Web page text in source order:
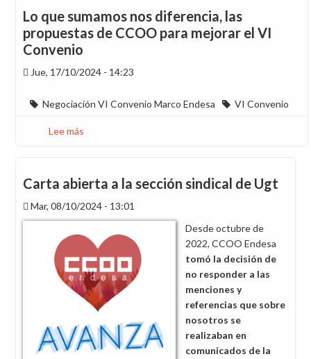
la
plantilla?
La
importancia
contexto
Lo que sumamos nos diferencia, las
propuestas de CCOO para mejorar el VI
Convenio
Jue, 17/10/2024 - 14:23
Negociación VI Convenio Marco Endesa VI Convenio
Lee más
sumamos
nos
diferencia,
las
propuestas
CCOO
para
mejorar
VI
Convenio
Carta abierta a la sección sindical de Ugt
Mar, 08/10/2024 - 13:01
Desde octubre de
2022, CCOO Endesa
tomó la decisión de
no responder a las
menciones y
referencias que sobre
nosotros se
realizaban en
comunicados de la